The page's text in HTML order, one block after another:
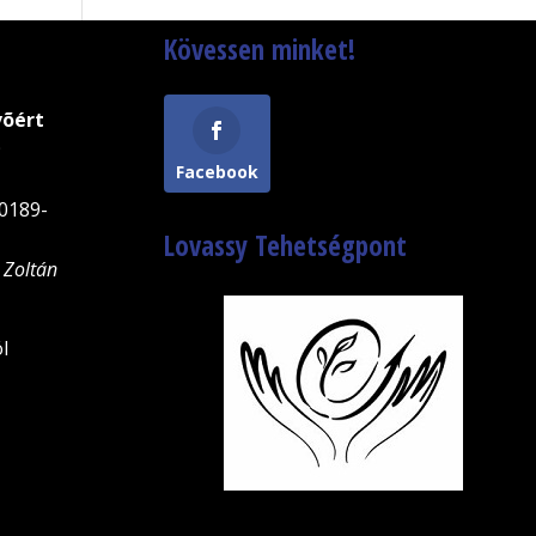
Zoltán
Kövessen minket!
Facebook
Lovassy Tehetségpont